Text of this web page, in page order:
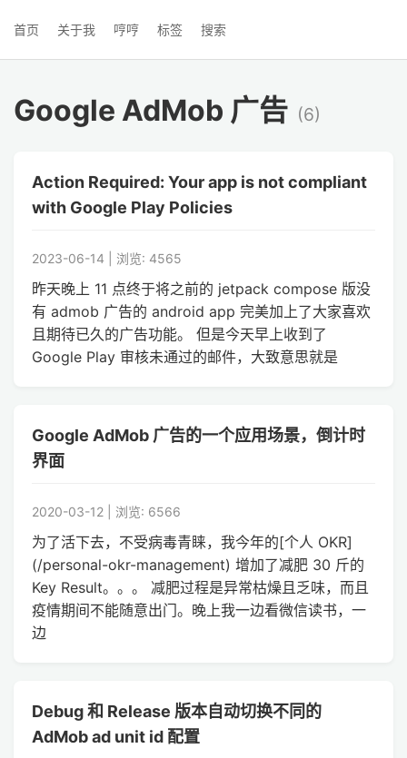
首页 关于我 哼哼 标签 搜索
Google AdMob 广告 (6)
Action Required: Your app is not compliant
with Google Play Policies
2023-06-14 | 浏览: 4565
昨天晚上 11 点终于将之前的 jetpack compose 版没
有 admob 广告的 android app 完美加上了大家喜欢
且期待已久的广告功能。 但是今天早上收到了
Google Play 审核未通过的邮件，大致意思就是
Google AdMob 广告的一个应用场景，倒计时
界面
2020-03-12 | 浏览: 6566
为了活下去，不受病毒青睐，我今年的[个人 OKR]
(/personal-okr-management) 增加了减肥 30 斤的
Key Result。。。 减肥过程是异常枯燥且乏味，而且
疫情期间不能随意出门。晚上我一边看微信读书，一
边
Debug 和 Release 版本自动切换不同的
AdMob ad unit id 配置